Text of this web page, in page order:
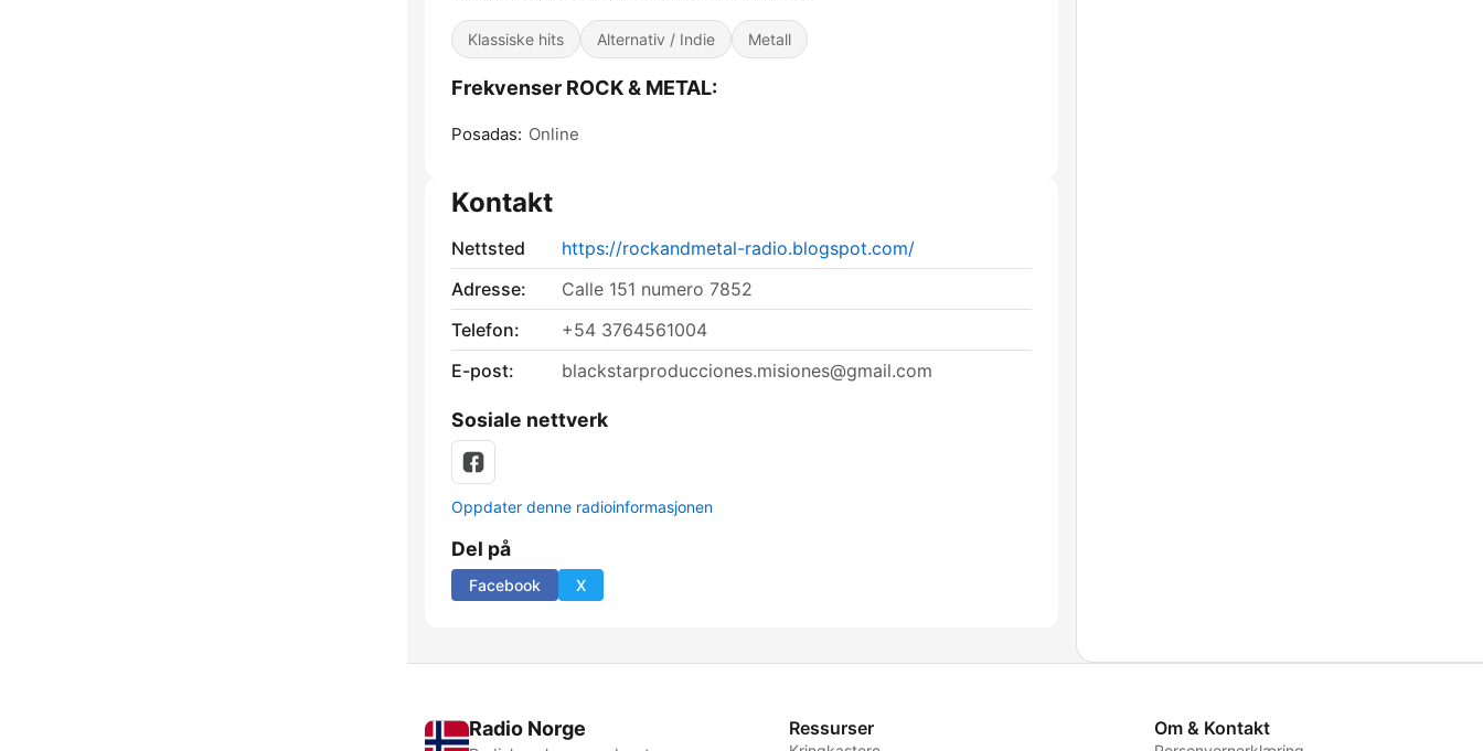
Klassiske hits Alternativ / Indie Metall
Frekvenser ROCK & METAL:
Posadas: Online
Kontakt
Nettsted
https://rockandmetal-radio.blogspot.com/
Adresse:
Calle 151 numero 7852
Telefon:
+54 3764561004
E-post:
blackstarproducciones.misiones@gmail.com
Sosiale nettverk
Oppdater denne radioinformasjonen
Del på
Facebook X
Radio Norge Ressurser Om & Kontakt